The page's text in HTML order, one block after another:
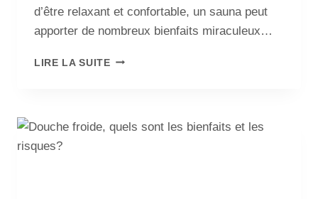
d’être relaxant et confortable, un sauna peut
apporter de nombreux bienfaits miraculeux…
LIRE LA SUITE